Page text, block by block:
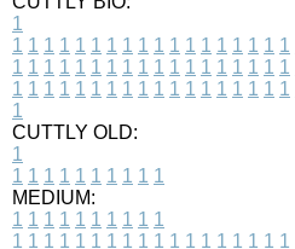
1
1 1 1 1 1 1 1 1 1 1 1 1 1 1 1 1 1 1
1 1 1 1 1 1 1 1 1 1 1 1 1 1 1 1 1 1
1 1 1 1 1 1 1 1 1 1 1 1 1 1 1 1 1 1
1
CUTTLY OLD:
1
1 1 1 1 1 1 1 1 1 1
MEDIUM:
1 1 1 1 1 1 1 1 1 1
1 1 1 1 1 1 1 1 1 1 1 1 1 1 1 1 1 1